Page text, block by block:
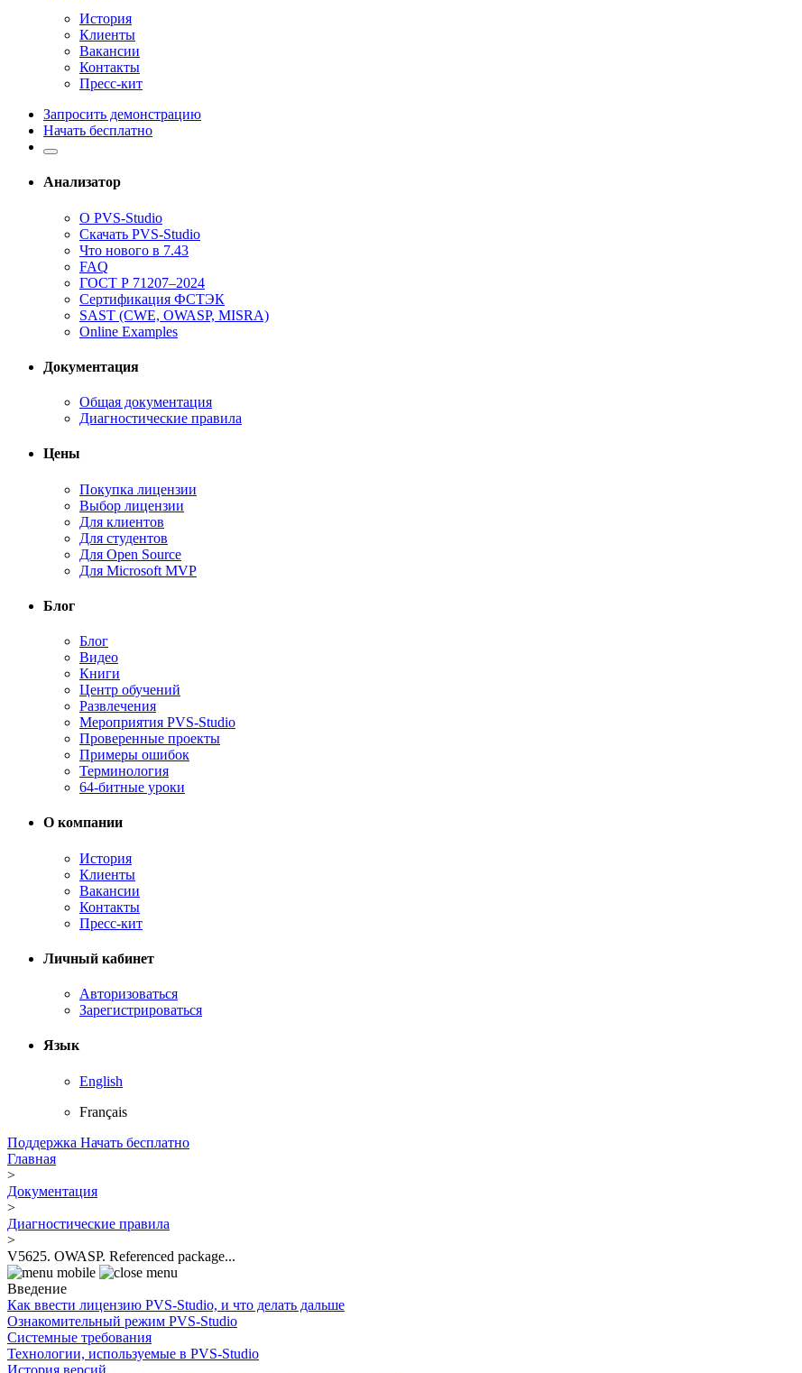
История
Клиенты
Вакансии
Контакты
Пресс-кит
Запросить демонстрацию
Начать бесплатно
Анализатор
О PVS-Studio
Скачать PVS-Studio
Что нового в 7.43
FAQ
ГОСТ Р 71207–2024
Сертификация ФСТЭК
SAST (CWE, OWASP, MISRA)
Online Examples
Документация
Общая документация
Диагностические правила
Цены
Покупка лицензии
Выбор лицензии
Для клиентов
Для студентов
Для Open Source
Для Microsoft MVP
Блог
Блог
Видео
Книги
Центр обучений
Развлечения
Мероприятия PVS-Studio
Проверенные проекты
Примеры ошибок
Терминология
64-битные уроки
О компании
История
Клиенты
Вакансии
Контакты
Пресс-кит
Личный кабинет
Авторизоваться
Зарегистрироваться
Язык
English
Français
Поддержка Начать бесплатно
Главная
>
Документация
>
Диагностические правила
>
V5625. OWASP. Referenced package...
Введение
Как ввести лицензию PVS-Studio, и что делать дальше
Ознакомительный режим PVS-Studio
Системные требования
Технологии, используемые в PVS-Studio
История версий